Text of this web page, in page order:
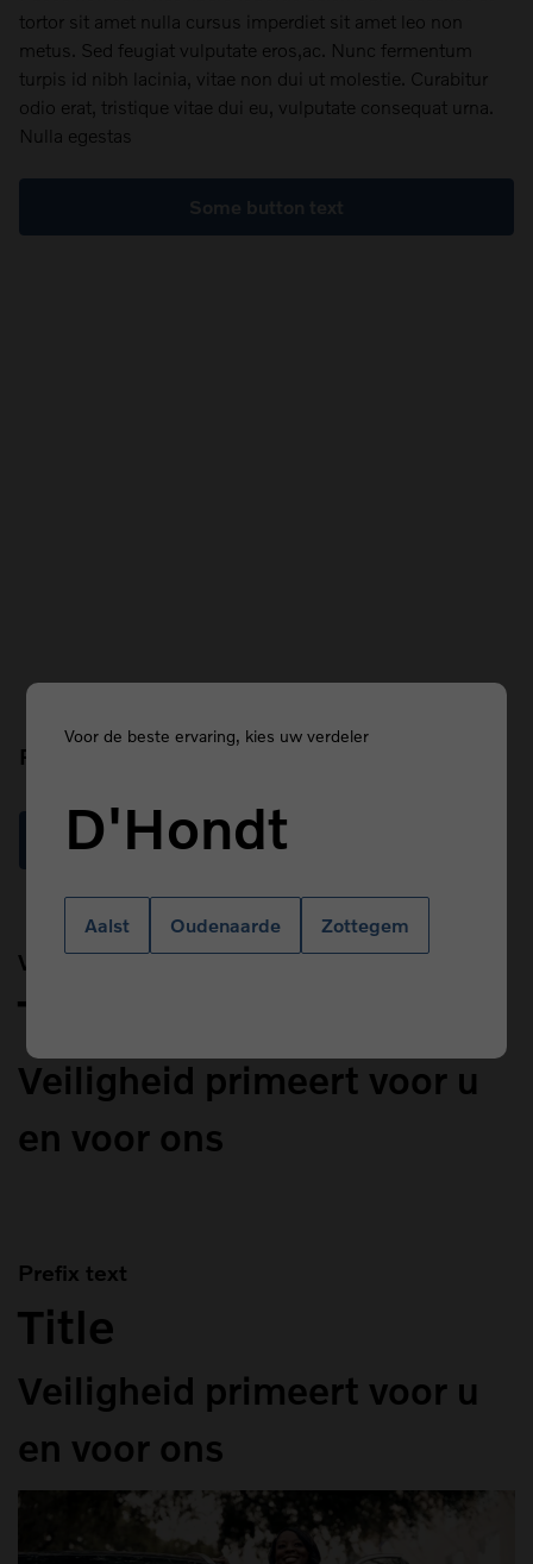
Voor de beste ervaring, kies uw verdeler
D'Hondt
Aalst Oudenaarde Zottegem
tortor sit amet nulla cursus imperdiet sit amet leo non
metus. Sed feugiat vulputate eros,ac. Nunc fermentum
turpis id nibh lacinia, vitae non dui ut molestie. Curabitur
odio erat, tristique vitae dui eu, vulputate consequat urna.
Nulla egestas
Some button text
Prefix
Read more
Van Kasteren
Title
Veiligheid primeert voor u
en voor ons
Prefix text
Title
Veiligheid primeert voor u
en voor ons